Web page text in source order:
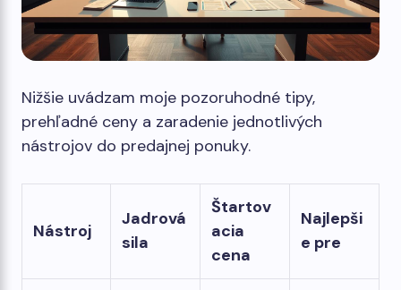
Nižšie uvádzam moje pozoruhodné tipy,
prehľadné ceny a zaradenie jednotlivých
nástrojov do predajnej ponuky.
Nástroj
Jadrová
sila
Štartov
acia
cena
Najlepši
e pre